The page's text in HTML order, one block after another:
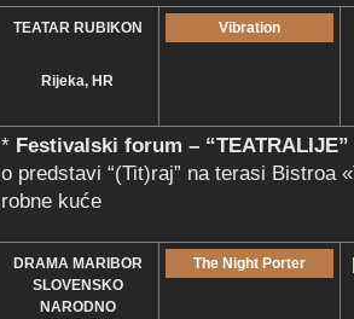
TEATAR RUBIKON
Rijeka, HR
Vibration
* Festivalski forum – “TEATRALIJE”
o predstavi “(Tit)raj” na terasi Bistroa
robne kuće
DRAMA MARIBOR
SLOVENSKO
NARODNO
The Night Porter